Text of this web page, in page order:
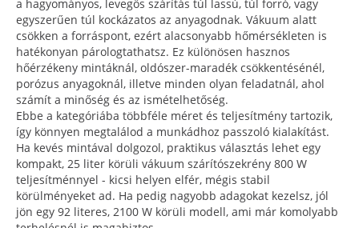
a hagyományos, levegős szárítás túl lassú, túl forró, vagy
egyszerűen túl kockázatos az anyagodnak. Vákuum alatt
csökken a forráspont, ezért alacsonyabb hőmérsékleten is
hatékonyan párologtathatsz. Ez különösen hasznos
hőérzékeny mintáknál, oldószer-maradék csökkentésénél,
porózus anyagoknál, illetve minden olyan feladatnál, ahol
számít a minőség és az ismételhetőség.
Ebbe a kategóriába többféle méret és teljesítmény tartozik,
így könnyen megtalálod a munkádhoz passzoló kialakítást.
Ha kevés mintával dolgozol, praktikus választás lehet egy
kompakt, 25 liter körüli vákuum szárítószekrény 800 W
teljesítménnyel - kicsi helyen elfér, mégis stabil
körülményeket ad. Ha pedig nagyobb adagokat kezelsz, jól
jön egy 92 literes, 2100 W körüli modell, ami már komolyabb